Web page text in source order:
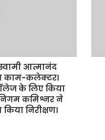
आत्मानंद
काम-कलेक्टर।
के लिए किया
कमिश्नर ने
निरीक्षण।